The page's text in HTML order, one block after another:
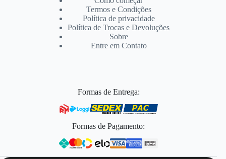
Termos e Condições
Política de privacidade
Política de Trocas e Devoluções
Sobre
Entre em Contato
Formas de Entrega:
Formas de Pagamento: